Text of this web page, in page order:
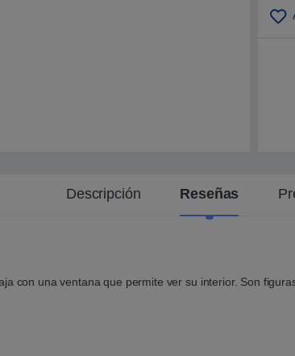
a
c
Descripción Reseñas
con una ventana que permite ver su interior. Son